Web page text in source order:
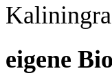
eigene